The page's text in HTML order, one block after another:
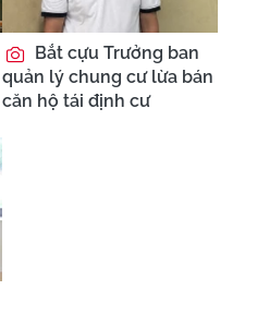
Bắt cựu Trưởng ban
quản lý chung cư lừa bán
căn hộ tái định cư